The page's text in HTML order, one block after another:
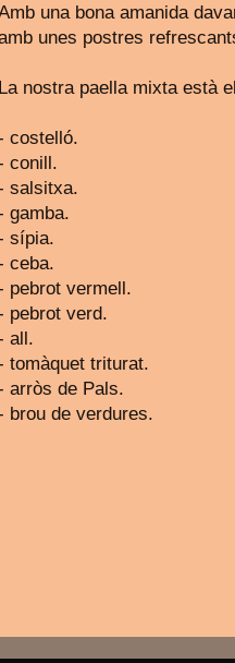
una bona amanida
unes postres
La nostra paella mixta està
costelló.
conill.
salsitxa.
gamba.
sípia.
ceba.
pebrot vermell.
pebrot verd.
all.
tomàquet triturat.
arròs de Pals.
brou de verdures.